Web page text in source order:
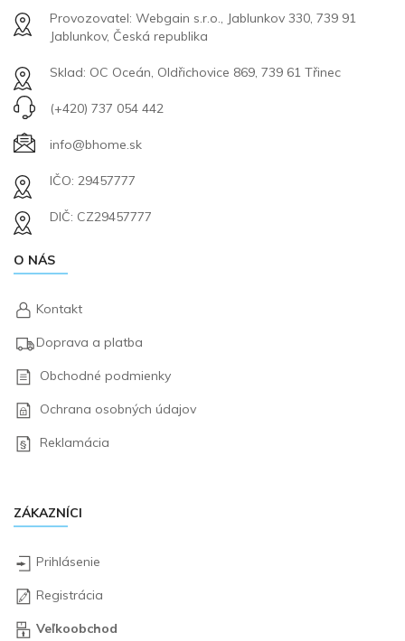
Provozovatel: Webgain s.r.o., Jablunkov 330, 739 91
Jablunkov, Česká republika
Sklad: OC Oceán, Oldřichovice 869, 739 61 Třinec
(+420) 737 054 442
info@bhome.sk
IČO: 29457777
DIČ: CZ29457777
O NÁS
Kontakt
Doprava a platba
Obchodné podmienky
Ochrana osobných údajov
Reklamácia
ZÁKAZNÍCI
Prihlásenie
Registrácia
Veľkoobchod